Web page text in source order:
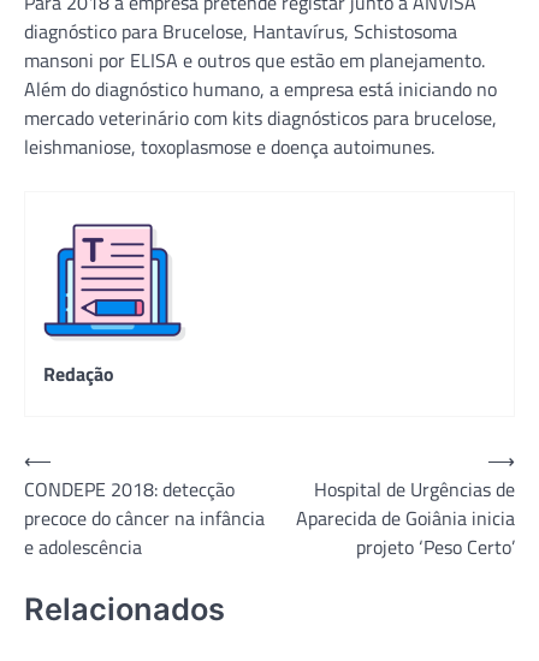
diagnóstico para Brucelose, Hantavírus, Schistosoma
mansoni por ELISA e outros que estão em planejamento.
Além do diagnóstico humano, a empresa está iniciando no
mercado veterinário com kits diagnósticos para brucelose,
leishmaniose, toxoplasmose e doença autoimunes.
Redação
Navegação
de
Post
⟵
CONDEPE 2018: detecção
precoce do câncer na infância
e adolescência
Hospital de Urgências de
Aparecida de Goiânia inicia
projeto ‘Peso Certo’
⟶
Relacionados